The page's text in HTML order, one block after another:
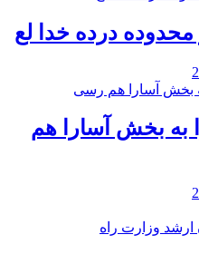
درده خدا لع
به بخش آسارا هم